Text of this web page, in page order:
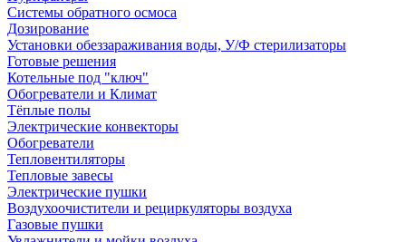
Системы обратного осмоса
Дозирование
Установки обеззараживания воды, У/Ф стерилизаторы
Готовые решения
Котельные под "ключ"
Обогреватели и Климат
Тёплые полы
Электрические конвекторы
Обогреватели
Тепловентиляторы
Тепловые завесы
Электрические пушки
Воздухоочистители и рециркуляторы воздуха
Газовые пушки